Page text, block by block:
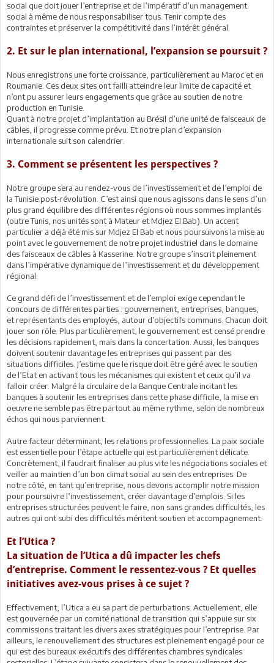
social que doit jouer l’entreprise et de l’impératif d’un management
social à même de nous responsabiliser tous. Tenir compte des
contraintes et préserver la compétitivité dans l’intérêt général.
2. Et sur le plan international, l’expansion se poursuit ?
Nous enregistrons une forte croissance, particulièrement au Maroc et en
Roumanie. Ces deux sites ont failli atteindre leur limite de capacité et
n’ont pu assurer leurs engagements que grâce au soutien de notre
production en Tunisie.
Quant à notre projet d’implantation au Brésil d’une unité de faisceaux de
câbles, il progresse comme prévu. Et notre plan d’expansion
internationale suit son calendrier.
3. Comment se présentent les perspectives ?
Notre groupe sera au rendez-vous de l’investissement et de l’emploi de
la Tunisie post-révolution. C’est ainsi que nous agissons dans le sens d’un
plus grand équilibre des différentes régions où nous sommes implantés
(outre Tunis, nos unités sont à Mateur et Mdjez El Bab). Un accent
particulier a déjà été mis sur Mdjez El Bab et nous poursuivons la mise au
point avec le gouvernement de notre projet industriel dans le domaine
des faisceaux de câbles à Kasserine. Notre groupe s’inscrit pleinement
dans l’impérative dynamique de l’investissement et du développement
régional.
Ce grand défi de l’investissement et de l’emploi exige cependant le
concours de différentes parties : gouvernement, entreprises, banques,
et représentants des employés, autour d’objectifs communs. Chacun doit
jouer son rôle. Plus particulièrement, le gouvernement est censé prendre
les décisions rapidement, mais dans la concertation. Aussi, les banques
doivent soutenir davantage les entreprises qui passent par des
situations difficiles. J’estime que le risque doit être géré avec le soutien
de l’Etat en activant tous les mécanismes qui existent et ceux qu’il va
falloir créer. Malgré la circulaire de la Banque Centrale incitant les
banques à soutenir les entreprises dans cette phase difficile, la mise en
oeuvre ne semble pas être partout au même rythme, selon de nombreux
échos qui nous parviennent.
Autre facteur déterminant, les relations professionnelles. La paix sociale
est essentielle pour l’étape actuelle qui est particulièrement délicate.
Concrètement, il faudrait finaliser au plus vite les négociations sociales et
veiller au maintien d’un bon climat social au sein des entreprises. De
notre côté, en tant qu’entreprise, nous devons accomplir notre mission
pour poursuivre l’investissement, créer davantage d’emplois. Si les
entreprises structurées peuvent le faire, non sans grandes difficultés, les
autres qui ont subi des difficultés méritent soutien et accompagnement.
Et l’Utica ?
La situation de l’Utica a dû impacter les chefs
d’entreprise. Comment le ressentez-vous ? Et quelles
initiatives avez-vous prises à ce sujet ?
Effectivement, l’Utica a eu sa part de perturbations. Actuellement, elle
est gouvernée par un comité national de transition qui s’appuie sur six
commissions traitant les divers axes stratégiques pour l’entreprise. Par
ailleurs, le renouvellement des structures est pleinement engagé pour ce
qui est des bureaux exécutifs des différentes chambres syndicales